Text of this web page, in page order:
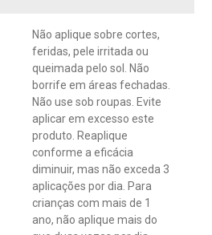
Não aplique sobre cortes,
feridas, pele irritada ou
queimada pelo sol. Não
borrife em áreas fechadas.
Não use sob roupas. Evite
aplicar em excesso este
produto. Reaplique
conforme a eficácia
diminuir, mas não exceda 3
aplicações por dia. Para
crianças com mais de 1
ano, não aplique mais do